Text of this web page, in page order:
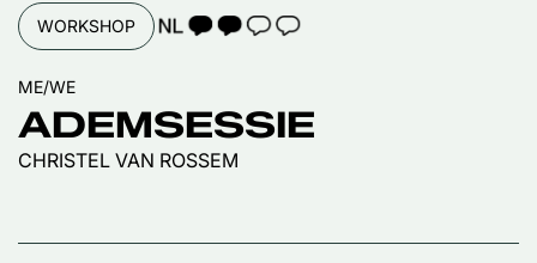
WORKSHOP TAALICOON 2
ADEMSESSIE
CHRISTEL VAN ROSSEM
ME/WE